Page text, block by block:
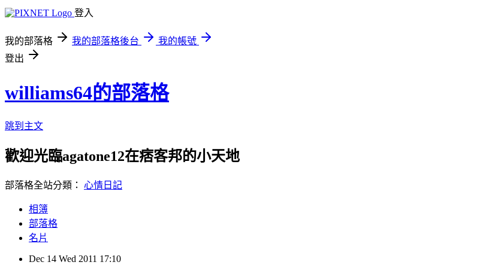
登入
我的部落格 我的部落格後台
我的帳號
登出
williams64的部落格
跳到主文
歡迎光臨agatone12在痞客邦的小天地
部落格全站分類： 心情日記
相簿
部落格
名片
Dec 14 Wed 2011 17:10